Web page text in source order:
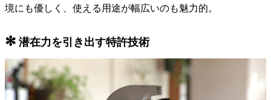
境にも優しく、使える用途が幅広いのも魅力的。
✻ 潜在力を引き出す特許技術